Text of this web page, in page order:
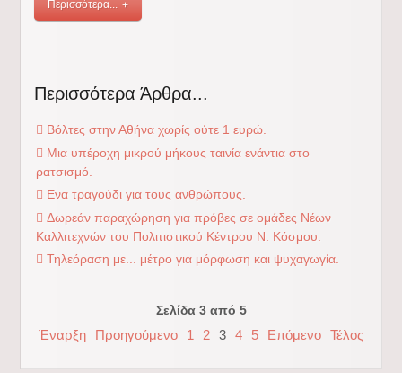
Περισσότερα...
Περισσότερα Άρθρα...
Βόλτες στην Αθήνα χωρίς ούτε 1 ευρώ.
Μια υπέροχη μικρού μήκους ταινία ενάντια στο
ρατσισμό.
Ενα τραγούδι για τους ανθρώπους.
Δωρεάν παραχώρηση για πρόβες σε ομάδες Νέων
Καλλιτεχνών του Πολιτιστικού Κέντρου Ν. Κόσμου.
Τηλεόραση με... μέτρο για μόρφωση και ψυχαγωγία.
Σελίδα 3 από 5
Έναρξη Προηγούμενο 1 2 3 4 5 Επόμενο Τέλος